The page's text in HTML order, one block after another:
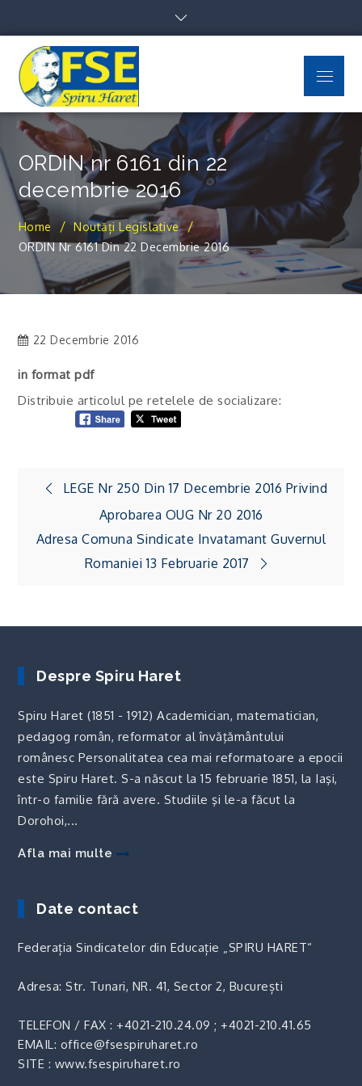
content
FSE Spiru Haret
Menu
ORDIN nr 6161 din 22
decembrie 2016
Home
Noutăți Legislative
ORDIN Nr 6161 Din 22 Decembrie 2016
22 Decembrie 2016
in format pdf
Distribuie articolul pe retelele de socializare:
Navigare
articole
LEGE Nr 250 Din 17 Decembrie 2016 Privind
Aprobarea OUG Nr 20 2016
Adresa Comuna Sindicate Invatamant Guvernul
Romaniei 13 Februarie 2017
Despre Spiru Haret
Spiru Haret (1851 - 1912) Academician, matematician,
pedagog român, reformator al învăţământului
românesc Personalitatea cea mai reformatoare a epocii
este Spiru Haret. S-a născut la 15 februarie 1851, la Iaşi,
într-o familie fără avere. Studiile şi le-a făcut la
Dorohoi,...
Afla mai multe
Date contact
Federația Sindicatelor din Educație „SPIRU HARET“
Adresa: Str. Tunari, NR. 41, Sector 2, București
TELEFON / FAX :+4021-210.24.09 ;+4021-210.41.65
EMAIL: office@fsespiruharet.ro
SITE : www.fsespiruharet.ro